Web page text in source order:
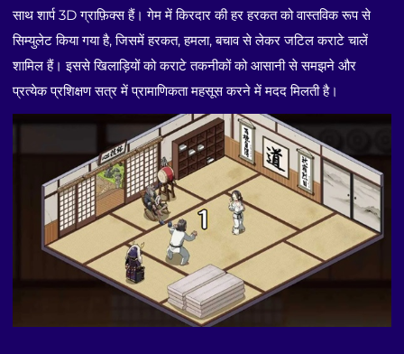
साथ शार्प 3D ग्राफ़िक्स हैं। गेम में किरदार की हर हरकत को वास्तविक रूप से
सिम्युलेट किया गया है, जिसमें हरकत, हमला, बचाव से लेकर जटिल कराटे चालें
शामिल हैं। इससे खिलाड़ियों को कराटे तकनीकों को आसानी से समझने और
प्रत्येक प्रशिक्षण सत्र में प्रामाणिकता महसूस करने में मदद मिलती है।